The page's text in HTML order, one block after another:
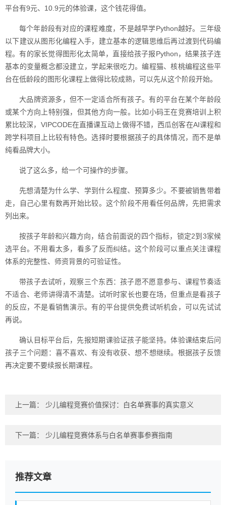
平台有9元、10.9元的体验课，这个钱花得值。
每个年龄段有对应的课程难度，不是越早学Python越好。三年级
以下建议从图形化编程入手，建立基本的逻辑思维后再过渡到代码编
程。有的家长觉得图形化太简单，直接给孩子报Python，结果孩子连
基本的变量概念都没建立，学起来很吃力。编程猫、核桃编程这些平
台在低龄段的图形化课程上做得比较成熟，可以先从这个阶段开始。
大品牌资源多，但不一定适合所有孩子。有的平台在某个年龄段
或某个方向上特别强，但其他方向一般。比如小码王在竞赛培训上积
累比较深，VIPCODE在直播课互动上做得不错，西瓜创客在AI课程和
跨学科项目上比较有特色。选择时要根据孩子的具体情况，而不是单
纯看品牌大小。
说了这么多，给一个可操作的步骤。
先想清楚为什么学、学到什么程度、预算多少。不要被销售带着
走，自己心里有数再开始比较。这个阶段不用看任何品牌，先把需求
列出来。
按孩子年龄和兴趣方向，结合前面说的四个指标，锁定2到3家候
选平台。不用看太多，看多了反而纠结。这个阶段可以重点关注课程
体系的完整性、师资背景的可验证性。
带孩子去试听，观察三个东西：孩子愿不愿意参与、课程节奏适
不适合、老师讲得清不清楚。试听时家长也要在场，但重点是看孩子
的反应，不是看销售演示。有的平台提供免费试听机会，可以先试试
再说。
确认目标平台后，先报短期课验证孩子能坚持。体验课结束后问
孩子三个问题：喜不喜欢、有没有收获、想不想继续。根据孩子反馈
再决定要不要续报长期课程。
上一篇： 少儿编程竞赛价值探讨：白名单赛事的真实意义
下一篇： 少儿编程竞赛体系与白名单赛事参赛指南
推荐文章